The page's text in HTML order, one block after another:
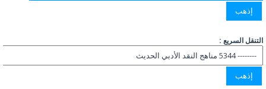
التنقل السريع :